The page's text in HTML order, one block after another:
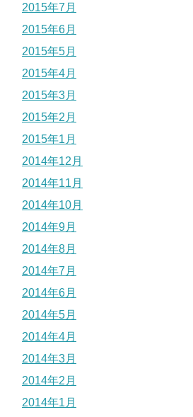
2015年7月
2015年6月
2015年5月
2015年4月
2015年3月
2015年2月
2015年1月
2014年12月
2014年11月
2014年10月
2014年9月
2014年8月
2014年7月
2014年6月
2014年5月
2014年4月
2014年3月
2014年2月
2014年1月